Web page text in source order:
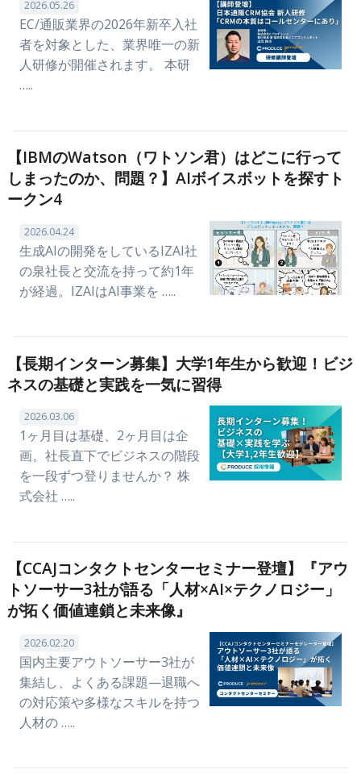
2026.05.26
EC/通販業界の2026年新卒入社
者を対象とした、業界唯一の新
人研修が開催されます。 本研
…..
【IBMのWatson（ワトソン君）はどこに行って
しまったのか、問題？】AIボイスボットを探すト
ークン4
2026.04.24
生成AIの開発をしているIZAI社
の泉社長と交流を持って約1年
が経過。IZAIはAI事業を …..
【長期インターン募集】大学1年生から歓迎！ビジ
ネスの基礎と実践を一気に習得
2026.03.06
1ヶ月目は基礎、2ヶ月目は企
画。社長直下でビジネスの階段
を一段ずつ登りませんか？ 株
式会社 …..
【CCAJコンタクトセンターセミナー登壇】『アウ
トソーサー3社が語る「人材×AI×テクノロジー」
が拓く価値連鎖と未来像』
2026.02.20
国内主要アウトソーサー3社が
集結し、よくある課題—退職へ
の対応策や多様なスキルを持つ
人材の …..